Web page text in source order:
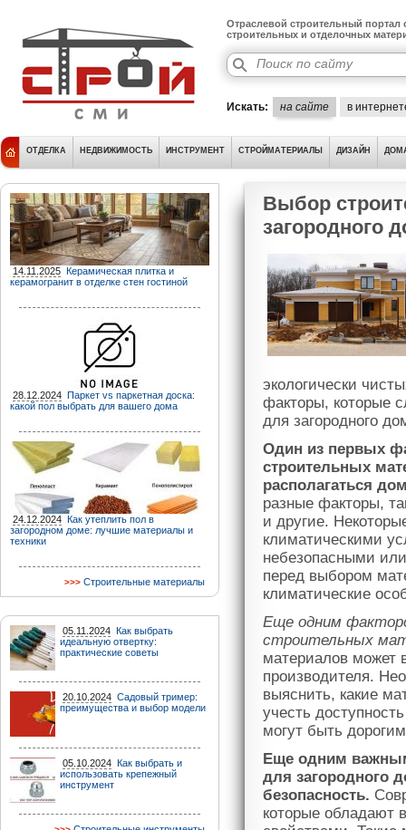
Отраслевой строительный портал
строительных и отделочных
Искать: на сайте в
ОТДЕЛКА НЕДВИЖИМОСТЬ ИНСТРУМЕНТ СТРОЙМАТЕРИАЛЫ ДИЗАЙН
14.11.2025 Керамическая плитка и
керамогранит в отделке стен гостиной
28.12.2024 Паркет vs паркетная доска:
какой пол выбрать для вашего дома
24.12.2024 Как утеплить пол в
загородном доме: лучшие материалы и
техники
Строительные материалы
05.11.2024 Как выбрать
идеальную отвертку:
практические советы
20.10.2024 Садовый тример:
преимущества и выбор модели
05.10.2024 Как выбрать и
использовать крепежный
инструмент
Выбор
загородного
экологически
факторы, которые
для загородного
Один из первых
строительных
располагаться
разные факторы,
и другие.
климатическими
небезопасными
перед выбором
климатические
Еще одним
строительных
материалов может
производителя.
выяснить, какие
учесть
могут быть
Еще одним
для загородного
безопасность.
которые обладают